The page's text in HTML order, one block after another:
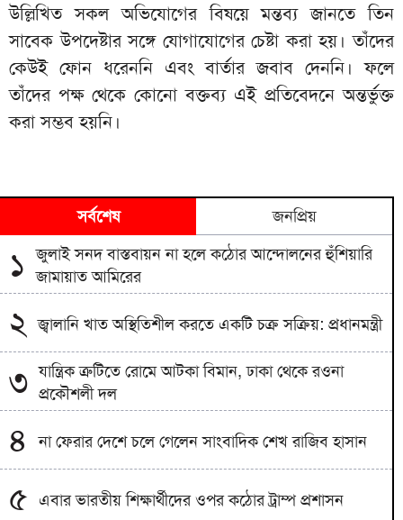
উল্লিখিত সকল অভিযোগের বিষয়ে মন্তব্য জানতে তিন
সাবেক উপদেষ্টার সঙ্গে যোগাযোগের চেষ্টা করা হয়। তাঁদের
কেউই ফোন ধরেননি এবং বার্তার জবাব দেননি। ফলে
তাঁদের পক্ষ থেকে কোনো বক্তব্য এই প্রতিবেদনে অন্তর্ভুক্ত
করা সম্ভব হয়নি।
সর্বশেষ জনপ্রিয়
১ জুলাই সনদ বাস্তবায়ন না হলে কঠোর আন্দোলনের হুঁশিয়ারি
জামায়াত আমিরের
২ জ্বালানি খাত অস্থিতিশীল করতে একটি চক্র সক্রিয়: প্রধানমন্ত্রী
৩ যান্ত্রিক ত্রুটিতে রোমে আটকা বিমান, ঢাকা থেকে রওনা
প্রকৌশলী দল
৪ না ফেরার দেশে চলে গেলেন সাংবাদিক শেখ রাজিব হাসান
৫ এবার ভারতীয় শিক্ষার্থীদের ওপর কঠোর ট্রাম্প প্রশাসন